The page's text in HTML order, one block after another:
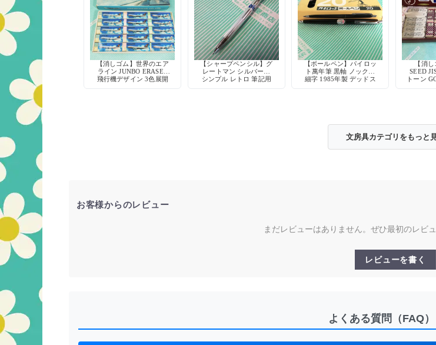
【消しゴム】世界のエア
ライン JUNBO ERASER
飛行機デザイン 3色展開
【シャープペンシル】グ
レートマン シルバー軸
シンプル レトロ 筆記用
【ボールペン】パイロッ
ト萬年筆 黒軸 ノック式
細字 1985年製 デッドス
【消
SEED
トーン
文房具カテゴリをもっと
お客様からのレビュー
まだレビューはありません。ぜひ最初のレビ
レビューを書く
よくある質問（FAQ）